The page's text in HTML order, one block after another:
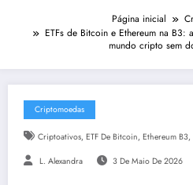
Página inicial
ETFs de Bitcoin e Ethereum na B3:
mundo cripto sem
Criptomoedas
Criptoativos, ETF De Bitcoin, Ethereum B3,
L. Alexandra 3 De Maio De 2026